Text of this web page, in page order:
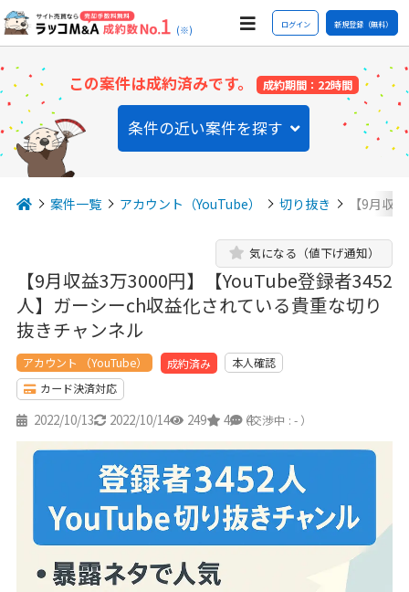
(※) ログイン 新規登録（無料）
この案件は成約済みです。 成約期間：22時間
条件の近い案件を探す
案件一覧 アカウント（YouTube） 切り抜き 【9月収
【9月収益3万3000円】【YouTube登録者3452
人】ガーシーch収益化されている貴重な切り
抜きチャンネル
気になる（値下げ通知）
アカウント （YouTube） 成約済み
本人確認
カード決済対応
2022/10/13 2022/10/14 249 4 4
（交渉中 : - ）